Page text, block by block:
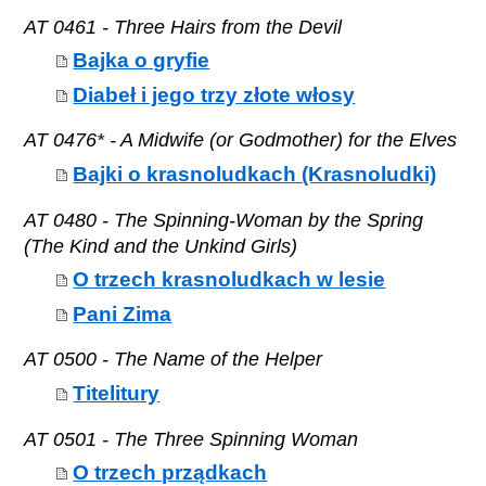
AT 0461 - Three Hairs from the Devil
Bajka o gryfie
Diabeł i jego trzy złote włosy
AT 0476* - A Midwife (or Godmother) for the Elves
Bajki o krasnoludkach (Krasnoludki)
AT 0480 - The Spinning-Woman by the Spring
(The Kind and the Unkind Girls)
O trzech krasnoludkach w lesie
Pani Zima
AT 0500 - The Name of the Helper
Titelitury
AT 0501 - The Three Spinning Woman
O trzech prządkach